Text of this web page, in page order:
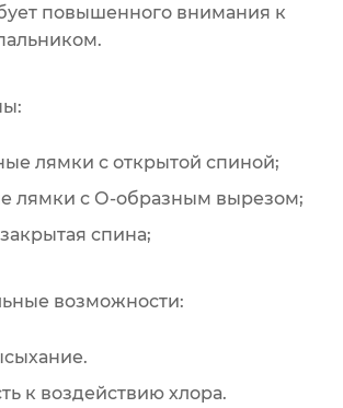
повышенного внимания к
лямки с открытой спиной;
лямки с О-образным вырезом;
спина;
возможности:
к воздействию хлора.